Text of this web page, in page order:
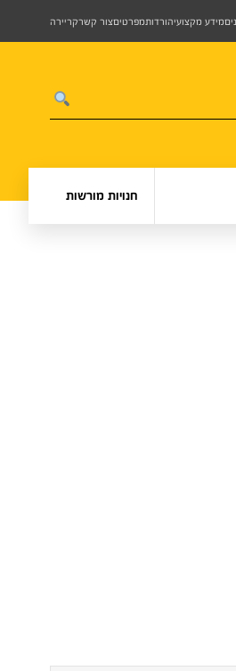
מידע מקצועיהורדותמפרטיםצור קשרקריירה
חנויות מורשות